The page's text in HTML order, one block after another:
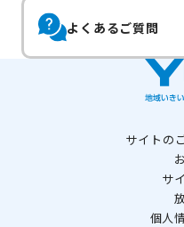
よくあるご質問
サイトの
サ
個人